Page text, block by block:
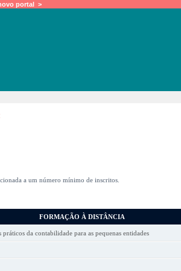
portal >
a um número mínimo de inscritos.
FORMAÇÃO À DISTÂNCIA
práticos da contabilidade para as pequenas entidades